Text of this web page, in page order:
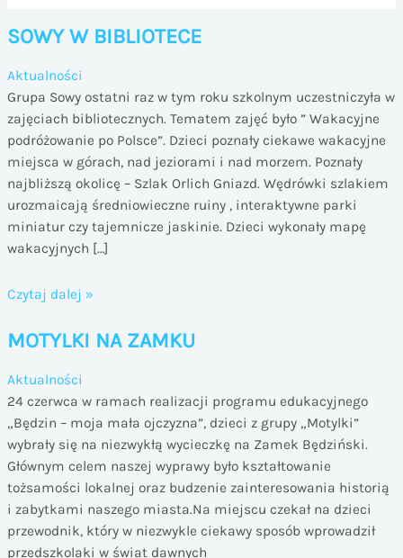
SOWY W BIBLIOTECE
Aktualności
Grupa Sowy ostatni raz w tym roku szkolnym uczestniczyła w
zajęciach bibliotecznych. Tematem zajęć było ” Wakacyjne
podróżowanie po Polsce”. Dzieci poznały ciekawe wakacyjne
miejsca w górach, nad jeziorami i nad morzem. Poznały
najbliższą okolicę – Szlak Orlich Gniazd. Wędrówki szlakiem
urozmaicają średniowieczne ruiny , interaktywne parki
miniatur czy tajemnicze jaskinie. Dzieci wykonały mapę
wakacyjnych […]
SOWY
BIBLIOTECE
Czytaj dalej »
MOTYLKI NA ZAMKU
Aktualności
24 czerwca w ramach realizacji programu edukacyjnego
„Będzin – moja mała ojczyzna”, dzieci z grupy „Motylki”
wybrały się na niezwykłą wycieczkę na Zamek Będziński.
Głównym celem naszej wyprawy było kształtowanie
tożsamości lokalnej oraz budzenie zainteresowania historią
i zabytkami naszego miasta.Na miejscu czekał na dzieci
przewodnik, który w niezwykle ciekawy sposób wprowadził
przedszkolaki w świat dawnych